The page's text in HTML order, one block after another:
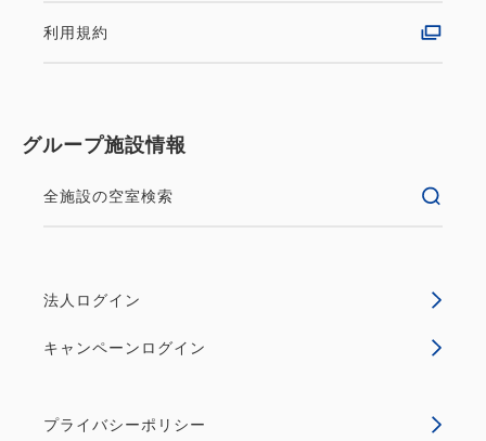
利用規約
グループ施設情報
全施設の空室検索
法人ログイン
キャンペーンログイン
プライバシーポリシー